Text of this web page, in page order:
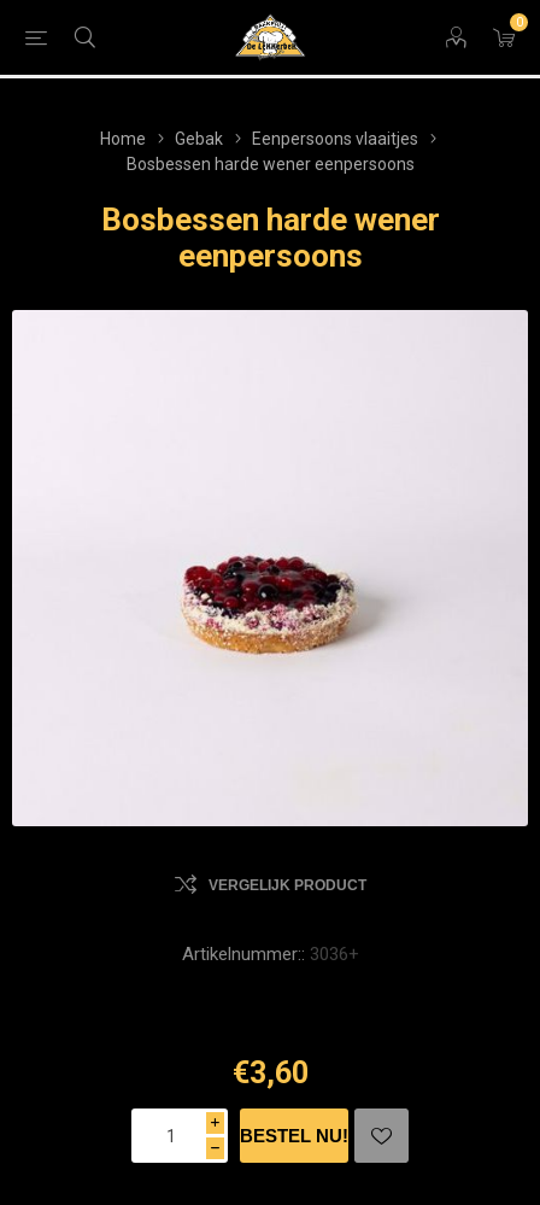
0
Home Gebak
Eenpersoons vlaaitjes
Bosbessen harde wener eenpersoons
Bosbessen harde wener
eenpersoons
VERGELIJK PRODUCT
Artikelnummer:: 3036+
€3,60
i
h